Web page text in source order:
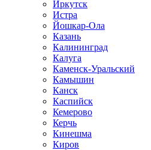
Иркутск
Истра
Йошкар-Ола
Казань
Калининград
Калуга
Каменск-Уральский
Камышин
Канск
Каспийск
Кемерово
Керчь
Кинешма
Киров